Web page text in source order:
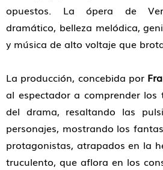
opuestos. La ópera de
dramático, belleza melódica,
y música de alto voltaje que
La producción, concebida por
al espectador a comprender los
del drama, resaltando las
personajes, mostrando los
protagonistas, atrapados en la
truculento, que aflora en los